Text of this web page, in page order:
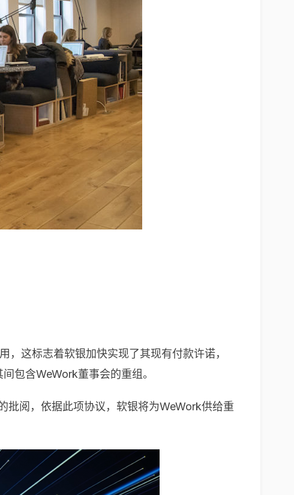
这标志着软银加快实现了其现有付款许诺，
包含WeWork董事会的重组。
批阅，依据此项协议，软银将为WeWork供给重